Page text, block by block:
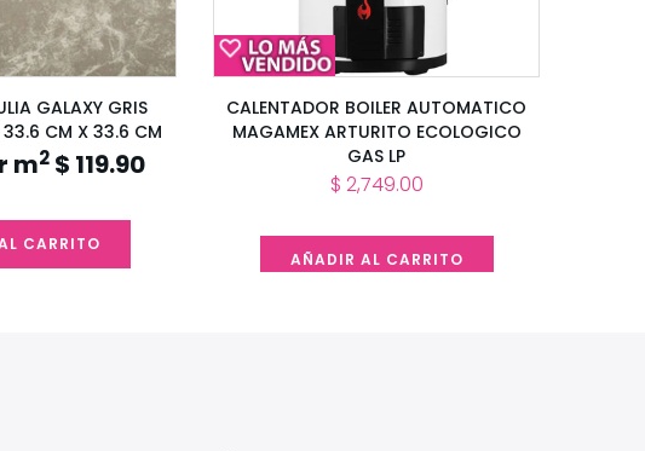
GALAXY GRIS
CM X 33.6 CM
m2 $ 119.90
CARRITO
CALENTADOR BOILER AUTOMATICO
MAGAMEX ARTURITO ECOLOGICO
GAS LP
$ 2,749.00
AÑADIR AL CARRITO